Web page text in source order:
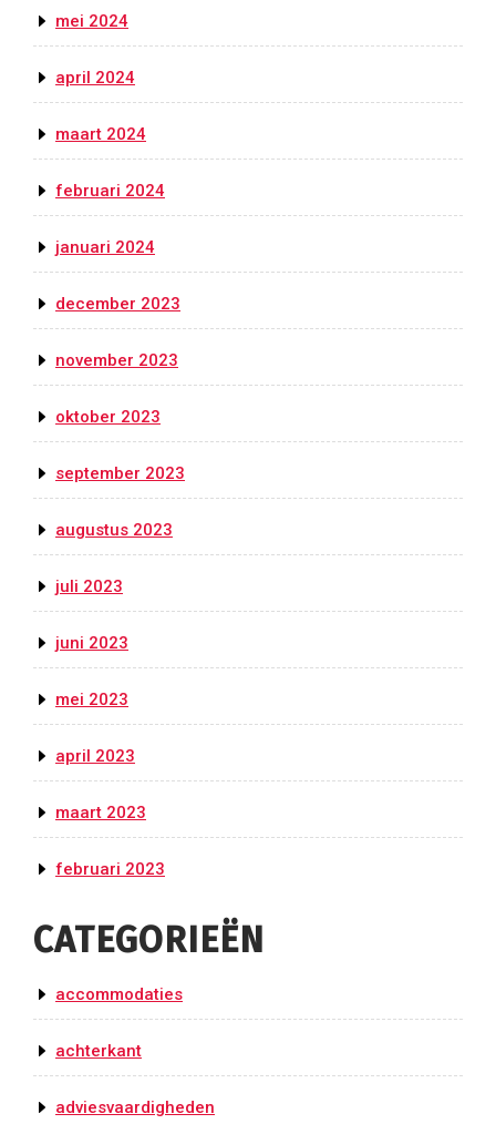
mei 2024
april 2024
maart 2024
februari 2024
januari 2024
december 2023
november 2023
oktober 2023
september 2023
augustus 2023
juli 2023
juni 2023
mei 2023
april 2023
maart 2023
februari 2023
CATEGORIEËN
accommodaties
achterkant
adviesvaardigheden